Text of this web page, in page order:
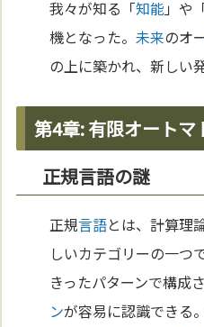
我々が知る「知能」や
機となった。未来のオ
の上に築かれ、新しい
第4章: 有限オート
正規言語の謎
正規言語とは、計算理
しいカテゴリーの一つ
きったパターンで構成
ンが容易に認識できる